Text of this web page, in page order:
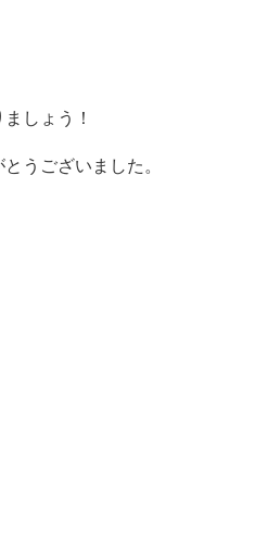
しょう！
うございました。